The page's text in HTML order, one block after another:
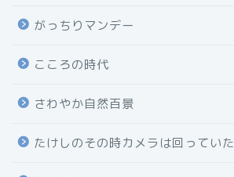
がっちりマンデー
こころの時代
さわやか自然百景
たけしのその時カメラは回っていた